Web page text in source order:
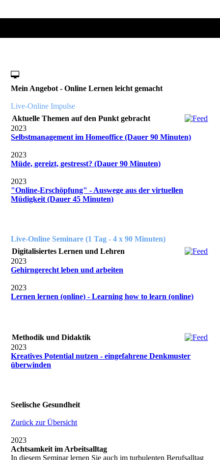
Mein Angebot - Online Lernen leicht gemacht
Live-Online Impulse
Aktuelle Themen auf den Punkt gebracht
2023
Selbstmanagement im Homeoffice (Dauer 90 Minuten)
2023
Müde, gereizt, gestresst? (Dauer 90 Minuten)
2023
"Online-Erschöpfung" - Auswege aus der virtuellen
Müdigkeit (Dauer 45 Minuten)
Live-Online Seminare (1 Tag - 4 x 90 Minuten)
Digitalisiertes Lernen und Lehren
2023
Gehirngerecht leben und arbeiten
2023
Lernen lernen (online) - Learning how to learn (online)
Methodik und Didaktik
2023
Kreatives Potential nutzen - eingefahrene Denkmuster
überwinden
Seelische Gesundheit
Zurück zur Übersicht
2023
Achtsamkeit im Arbeitsalltag
In diesem Seminar lernen Sie auch im turbulenten Berufsalltag